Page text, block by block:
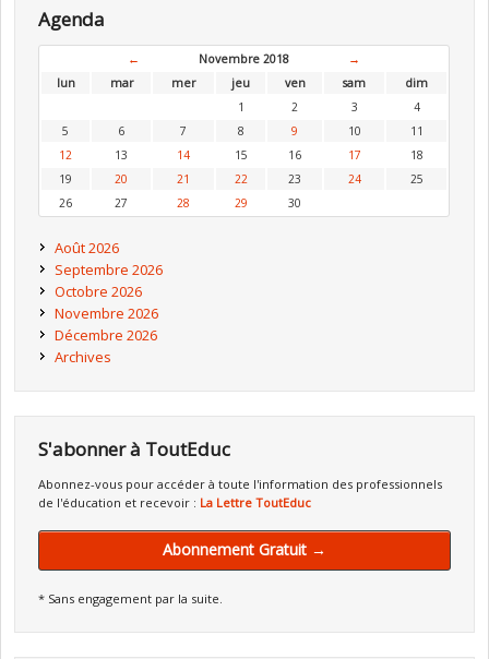
Agenda
← Novembre 2018
→
lun
mar mer jeu ven sam
dim
1
2 3
4
5
6 7 8 9 10
11
12
13 14 15 16 17
18
19
20 21 22 23 24
25
26
27 28 29 30
Août 2026
Septembre 2026
Octobre 2026
Novembre 2026
Décembre 2026
Archives
S'abonner à ToutEduc
Abonnez-vous pour accéder à toute l'information des professionnels
de l'éducation et recevoir : La Lettre ToutEduc
Abonnement Gratuit →
* Sans engagement par la suite.